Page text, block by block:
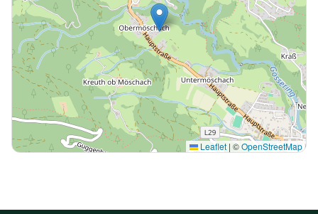
Leaflet | ©OpenStreetMap